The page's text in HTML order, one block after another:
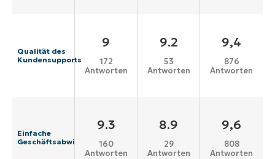
Qualität des
Kundensupports
9
172
Antworten
9.2
53
Antworten
9,4
876
Antworten
Einfache
Geschäftsabwicklung
9.3
160
Antworten
8.9
29
Antworten
9,6
808
Antworten